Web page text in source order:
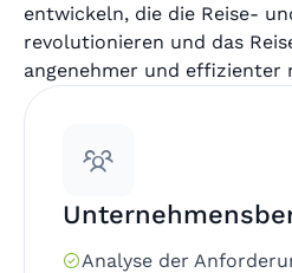
entwickeln, die die Reise-
revolutionieren und das
angenehmer und effizienter
Analyse der